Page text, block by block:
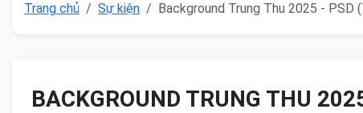
Trang chủ Sự kiện Background Trung Thu 2025 - PSD
BACKGROUND TRUNG THU